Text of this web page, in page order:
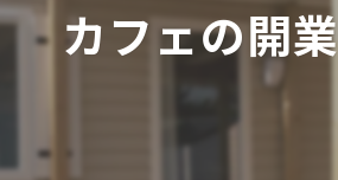
カフェの開業